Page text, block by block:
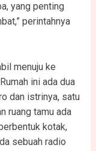
yang penting
perintahnya
menuju ke
ini ada dua
dan istrinya, satu
ruang tamu ada
kotak,
sebuah radio